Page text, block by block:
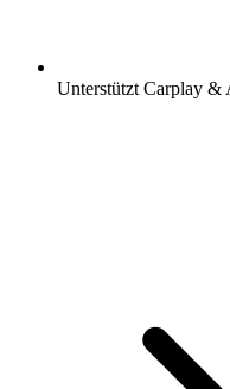
Unterstützt Carplay &